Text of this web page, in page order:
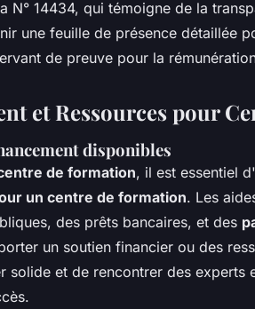
N° 14434, qui témoigne de la
une feuille de présence détaillée
de preuve pour la
et Ressources pour
disponibles
de formation, il est essentiel
un centre de formation. Les
des prêts bancaires, et des
un soutien financier ou des
solide et de rencontrer des experts